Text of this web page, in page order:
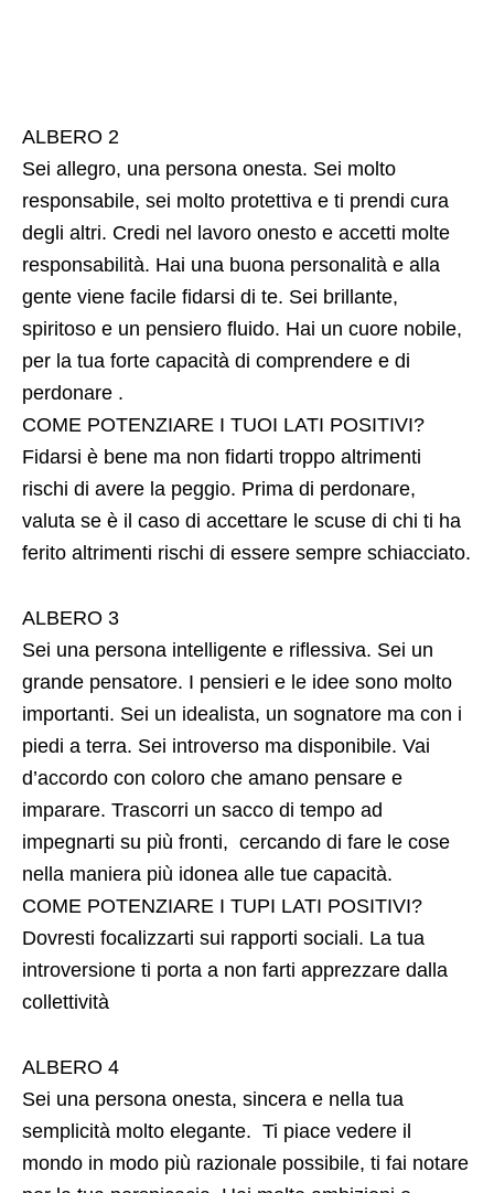
ALBERO 2
Sei allegro, una persona onesta. Sei molto
responsabile, sei molto protettiva e ti prendi cura
degli altri. Credi nel lavoro onesto e accetti molte
responsabilità. Hai una buona personalità e alla
gente viene facile fidarsi di te. Sei brillante,
spiritoso e un pensiero fluido. Hai un cuore nobile,
per la tua forte capacità di comprendere e di
perdonare .
COME POTENZIARE I TUOI LATI POSITIVI?
Fidarsi è bene ma non fidarti troppo altrimenti
rischi di avere la peggio. Prima di perdonare,
valuta se è il caso di accettare le scuse di chi ti ha
ferito altrimenti rischi di essere sempre schiacciato.
ALBERO 3
Sei una persona intelligente e riflessiva. Sei un
grande pensatore. I pensieri e le idee sono molto
importanti. Sei un idealista, un sognatore ma con i
piedi a terra. Sei introverso ma disponibile. Vai
d’accordo con coloro che amano pensare e
imparare. Trascorri un sacco di tempo ad
impegnarti su più fronti, cercando di fare le cose
nella maniera più idonea alle tue capacità.
COME POTENZIARE I TUPI LATI POSITIVI?
Dovresti focalizzarti sui rapporti sociali. La tua
introversione ti porta a non farti apprezzare dalla
collettività
ALBERO 4
Sei una persona onesta, sincera e nella tua
semplicità molto elegante. Ti piace vedere il
mondo in modo più razionale possibile, ti fai notare